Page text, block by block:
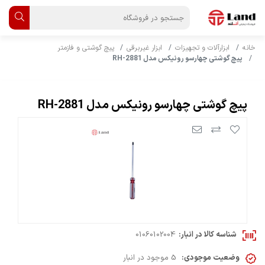
خانه ابزارآلات و تجهیزات ابزار غیربرقی
پیچ گوشتی و فازمتر
پیچ گوشتی چهارسو رونیکس مدل RH-2881
پیچ گوشتی چهارسو رونیکس مدل RH-2881
شناسه کالا در انبار: 01060102004
وضعیت موجودی: 5 موجود در انبار